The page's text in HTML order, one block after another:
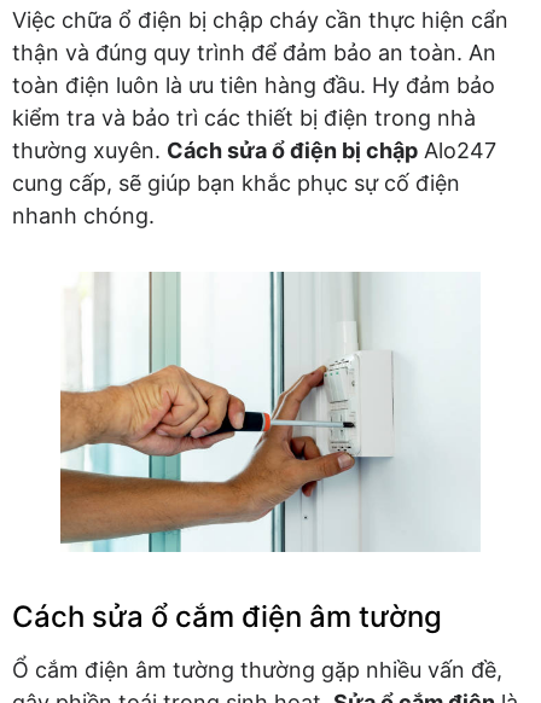
Việc chữa ổ điện bị chập cháy cần thực hiện cẩn
thận và đúng quy trình để đảm bảo an toàn. An
toàn điện luôn là ưu tiên hàng đầu. Hy đảm bảo
kiểm tra và bảo trì các thiết bị điện trong nhà
thường xuyên. Cách sửa ổ điện bị chập Alo247
cung cấp, sẽ giúp bạn khắc phục sự cố điện
nhanh chóng.
Cách sửa ổ cắm điện âm tường
Ổ cắm điện âm tường thường gặp nhiều vấn đề,